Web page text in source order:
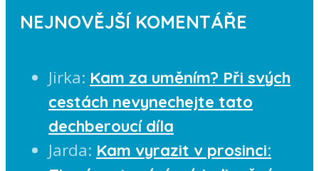
NEJNOVĚJŠÍ KOMENTÁŘE
Jirka: Kam za uměním? Při svých
cestách nevynechejte tato
dechberoucí díla
Jarda: Kam vyrazit v prosinci: